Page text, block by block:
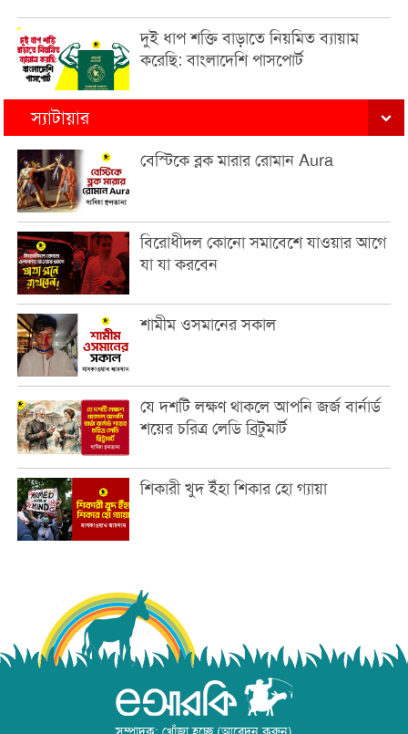
দুই ধাপ শক্তি বাড়াতে নিয়মিত ব্যায়াম
করেছি: বাংলাদেশি পাসপোর্ট
স্যাটায়ার
বেস্টিকে ব্লক মারার রোমান Aura
বিরোধীদল কোনো সমাবেশে যাওয়ার আগে
যা যা করবেন
শামীম ওসমানের সকাল
যে দশটি লক্ষণ থাকলে আপনি জর্জ বার্নার্ড
শয়ের চরিত্র লেডি ব্রিটুমার্ট
শিকারী খুদ ইঁহা শিকার হো গ্যায়া